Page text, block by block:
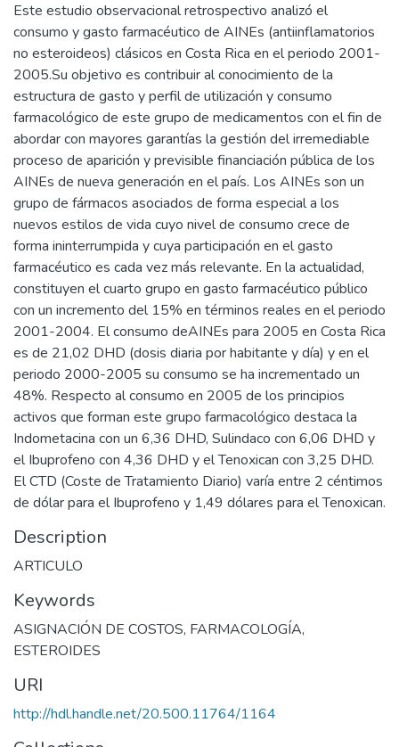
Este estudio observacional retrospectivo analizó el
consumo y gasto farmacéutico de AINEs (antiinflamatorios
no esteroideos) clásicos en Costa Rica en el periodo 2001-
2005.Su objetivo es contribuir al conocimiento de la
estructura de gasto y perfil de utilización y consumo
farmacológico de este grupo de medicamentos con el fin de
abordar con mayores garantías la gestión del irremediable
proceso de aparición y previsible financiación pública de los
AINEs de nueva generación en el país. Los AINEs son un
grupo de fármacos asociados de forma especial a los
nuevos estilos de vida cuyo nivel de consumo crece de
forma ininterrumpida y cuya participación en el gasto
farmacéutico es cada vez más relevante. En la actualidad,
constituyen el cuarto grupo en gasto farmacéutico público
con un incremento del 15% en términos reales en el periodo
2001-2004. El consumo deAINEs para 2005 en Costa Rica
es de 21,02 DHD (dosis diaria por habitante y día) y en el
periodo 2000-2005 su consumo se ha incrementado un
48%. Respecto al consumo en 2005 de los principios
activos que forman este grupo farmacológico destaca la
Indometacina con un 6,36 DHD, Sulindaco con 6,06 DHD y
el Ibuprofeno con 4,36 DHD y el Tenoxican con 3,25 DHD.
El CTD (Coste de Tratamiento Diario) varía entre 2 céntimos
de dólar para el Ibuprofeno y 1,49 dólares para el Tenoxican.
Description
ARTICULO
Keywords
ASIGNACIÓN DE COSTOS, FARMACOLOGÍA,
ESTEROIDES
URI
http://hdl.handle.net/20.500.11764/1164